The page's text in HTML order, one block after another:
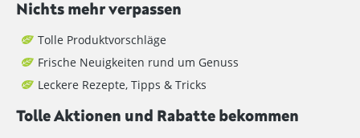
Nichts mehr verpassen
Tolle Produktvorschläge
Frische Neuigkeiten rund um Genuss
Leckere Rezepte, Tipps & Tricks
Tolle Aktionen und Rabatte bekommen